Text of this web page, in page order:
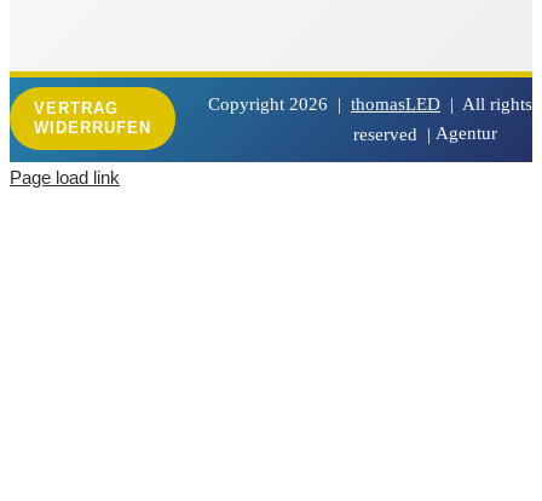
VERTRAG
WIDERRUFEN
Copyright 2026 | thomasLED| All rights
reserved | Agentur
Page load link